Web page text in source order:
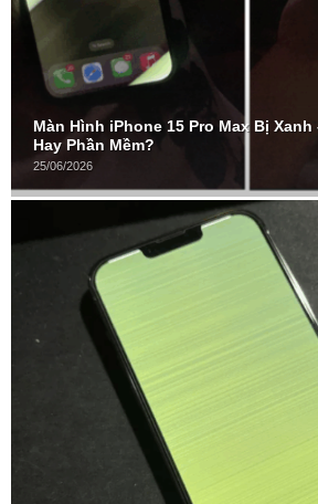
Màn Hình iPhone 15 Pro Max Bị
Hay Phần Mềm?
25/06/2026